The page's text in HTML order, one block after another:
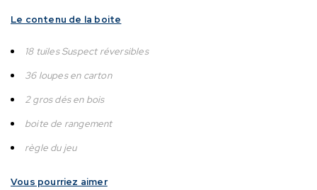
Le contenu de la boite
18 tuiles Suspect réversibles
36 loupes en carton
2 gros dés en bois
boite de rangement
règle du jeu
Vous pourriez aimer